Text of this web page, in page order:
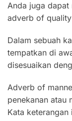
Anda juga dapat
adverb of
Dalam sebuah
tempatkan di
disesuaikan
Adverb of
penekanan atau
Kata